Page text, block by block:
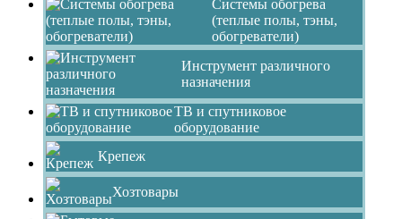
Системы обогрева
(теплые полы, тэны,
обогреватели)
Инструмент различного
назначения
ТВ и спутниковое
оборудование
Крепеж
Хозтовары